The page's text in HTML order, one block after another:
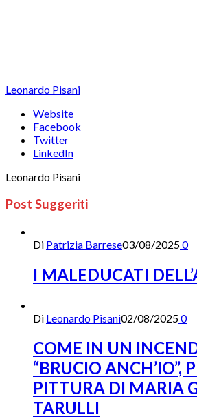
Leonardo Pisani
Website
Facebook
Twitter
LinkedIn
Leonardo Pisani
Post Suggeriti
Di Patrizia Barrese03/08/20250
I MALEDUCATI
Di Leonardo Pisani02/08/20250
COME IN UN
“BRUCIO ANCH’IO”,
PITTURA DI MARIA
TARULLI